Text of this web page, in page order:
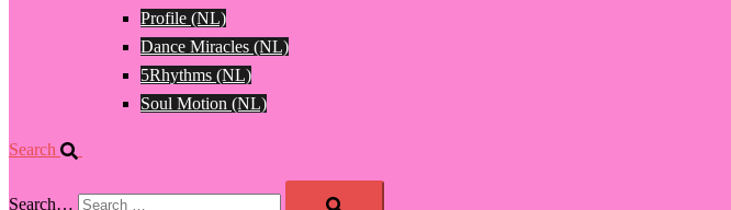
Profile (NL)
Dance Miracles (NL)
5Rhythms (NL)
Soul Motion (NL)
Search
Search…